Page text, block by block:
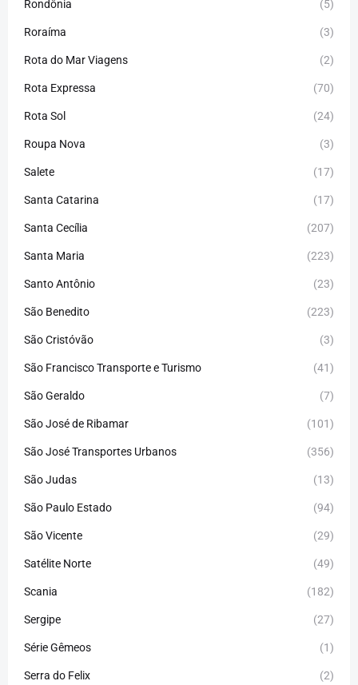
Rondônia (5)
Roraíma (3)
Rota do Mar Viagens (2)
Rota Expressa (70)
Rota Sol (24)
Roupa Nova (3)
Salete (17)
Santa Catarina (17)
Santa Cecília (207)
Santa Maria (223)
Santo Antônio (23)
São Benedito (223)
São Cristóvão (3)
São Francisco Transporte e Turismo (41)
São Geraldo (7)
São José de Ribamar (101)
São José Transportes Urbanos (356)
São Judas (13)
São Paulo Estado (94)
São Vicente (29)
Satélite Norte (49)
Scania (182)
Sergipe (27)
Série Gêmeos (1)
Serra do Felix (2)